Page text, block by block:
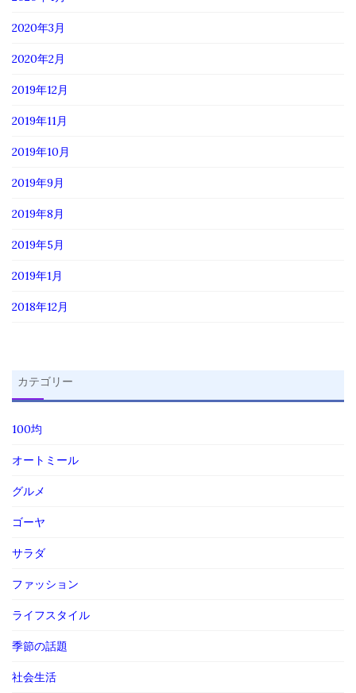
2020年3月
2020年2月
2019年12月
2019年11月
2019年10月
2019年9月
2019年8月
2019年5月
2019年1月
2018年12月
カテゴリー
100均
オートミール
グルメ
ゴーヤ
サラダ
ファッション
ライフスタイル
季節の話題
社会生活